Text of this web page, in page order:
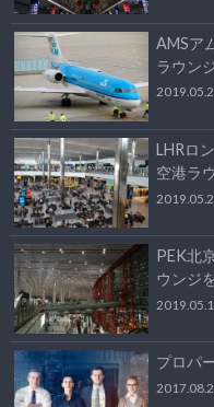
AMSア
ラウン
LHRロ
空港ラ
PEK北
ウンジ
プロパ